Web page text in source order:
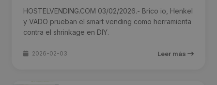
HOSTELVENDING.COM 03/02/2026.- Brico io, Henkel
y VADO prueban el smart vending como herramienta
contra el shrinkage en DIY.
2026-02-03 Leer más